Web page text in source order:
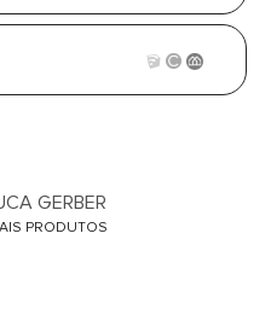
GERBER
PRODUTOS